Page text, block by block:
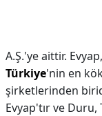
A.Ş.'ye aittir.
Türkiye'nin en
şirketlerinden
Evyap'tır ve Duru,